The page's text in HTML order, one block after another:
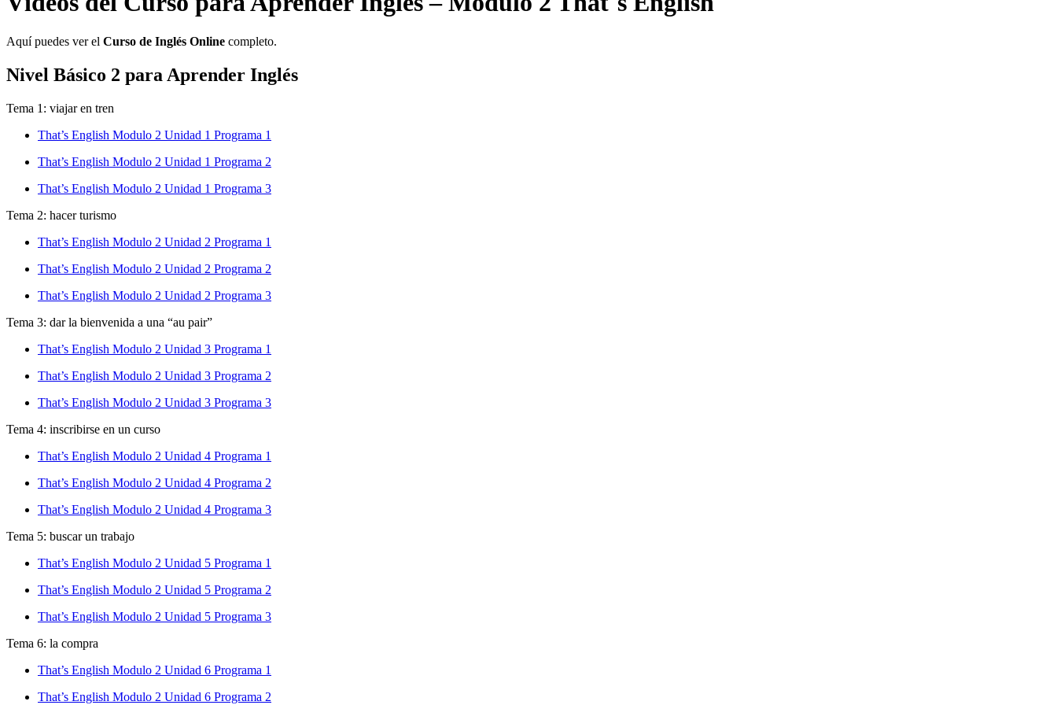
Aquí puedes ver el Curso de Inglés Online completo.
Nivel Básico 2 para Aprender Inglés
Tema 1: viajar en tren
That’s English Modulo 2 Unidad 1 Programa 1
That’s English Modulo 2 Unidad 1 Programa 2
That’s English Modulo 2 Unidad 1 Programa 3
Tema 2: hacer turismo
That’s English Modulo 2 Unidad 2 Programa 1
That’s English Modulo 2 Unidad 2 Programa 2
That’s English Modulo 2 Unidad 2 Programa 3
Tema 3: dar la bienvenida a una “au pair”
That’s English Modulo 2 Unidad 3 Programa 1
That’s English Modulo 2 Unidad 3 Programa 2
That’s English Modulo 2 Unidad 3 Programa 3
Tema 4: inscribirse en un curso
That’s English Modulo 2 Unidad 4 Programa 1
That’s English Modulo 2 Unidad 4 Programa 2
That’s English Modulo 2 Unidad 4 Programa 3
Tema 5: buscar un trabajo
That’s English Modulo 2 Unidad 5 Programa 1
That’s English Modulo 2 Unidad 5 Programa 2
That’s English Modulo 2 Unidad 5 Programa 3
Tema 6: la compra
That’s English Modulo 2 Unidad 6 Programa 1
That’s English Modulo 2 Unidad 6 Programa 2